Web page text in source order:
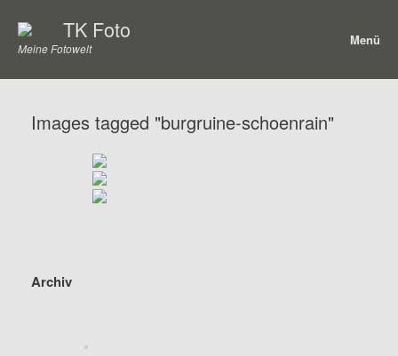
Inhalt
springen
TK Foto
Meine Fotowelt
Menü
Images tagged "burgruine-schoenrain"
Archiv